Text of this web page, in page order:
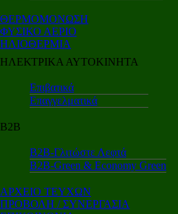
ΘΕΡΜΟΜΟΝΩΣΗ
ΦΥΣΙΚΟ ΑΕΡΙΟ
ΗΛΙΟΘΕΡΜΙΑ
ΗΛΕΚΤΡΙΚΑ ΑΥΤΟΚΙΝΗΤΑ
Επιβατικά
Επαγγελματικά
Β2Β
Β2Β-Γλιτώστε Λεφτά
Β2Β-Green & Economy Green
ΑΡΧΕΙΟ ΤΕΥΧΩΝ
ΠΡΟΒΟΛΗ / ΣΥΝΕΡΓΑΣΙΑ